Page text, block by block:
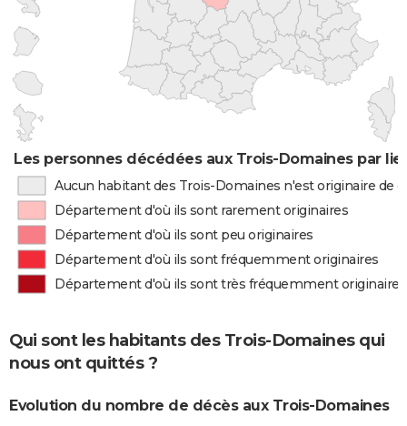
Les personnes décédées aux Trois-Domaines par
Aucun habitant des Trois-Domaines n'est originaire de
Département d'où ils sont rarement originaires
Département d'où ils sont peu originaires
Département d'où ils sont fréquemment originaires
Département d'où ils sont très fréquemment originaires
Qui sont les habitants des Trois-Domaines qui
nous ont quittés ?
Evolution du nombre de décès aux Trois-Domaines